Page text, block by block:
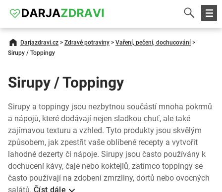
Darjazdravi.cz > Zdravé potraviny > Vaření, pečení, dochucování >
Sirupy / Toppingy
Sirupy / Toppingy
Sirupy a toppingy jsou nezbytnou součástí mnoha pokrmů
a nápojů, které dodávají nejen sladkou chuť, ale také
zajímavou texturu a vzhled. Tyto produkty jsou skvělým
způsobem, jak zpestřit vaše oblíbené recepty a vytvořit
lahodné dezerty či nápoje. Sirupy jsou často používány k
dochucení kávy, čaje nebo koktejlů, zatímco toppingy se
často používají na zdobení zmrzliny, dortů nebo ovocných
salátů. Číst dále